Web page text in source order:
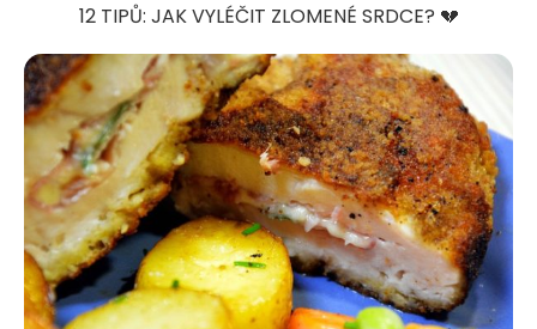
12 TIPŮ: JAK VYLÉČIT ZLOMENÉ SRDCE? 💔